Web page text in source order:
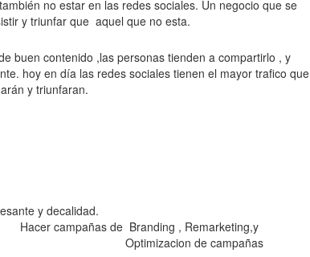
no estar en las redes sociales. Un negocio que se
y triunfar que aquel que no esta.
buen contenido ,las personas tienden a compartirlo , y
hoy en día las redes sociales tienen el mayor trafico que
y triunfaran.
contenido , interesante y decalidad.
, Remarketing,y
de campañas